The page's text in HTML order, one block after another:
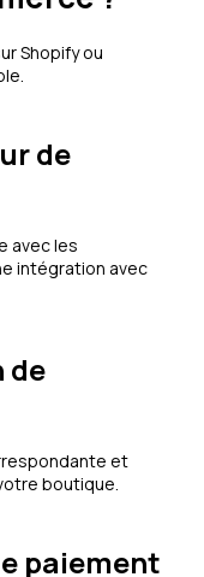
Shopify ou
de
avec les
intégration avec
de
et
boutique.
paiement